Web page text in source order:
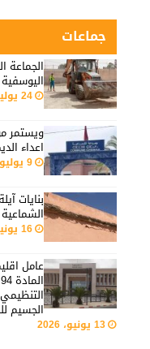
جماعات
الجماعة
24 يوليو، 2026
ويستمر
اعداء
9 يوليو، 2026
بنايات
16 يونيو، 2026
عامل
الجسيم
13 يونيو، 2026